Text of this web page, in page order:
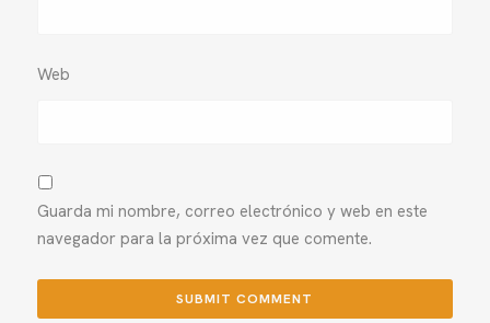
Web
Guarda mi nombre, correo electrónico y web en este
navegador para la próxima vez que comente.